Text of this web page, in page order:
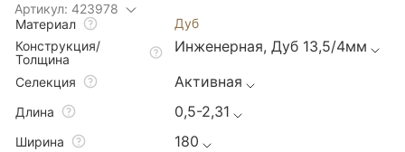
Артикул: 423978
Материал
Дуб
Конструкция/
Толщина
Инженерная, Дуб 13,5/4мм
Селекция Активная
Длина 0,5-2,31
Ширина 180